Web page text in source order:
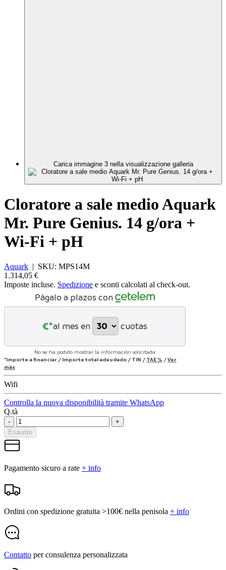
Carica immagine 3 nella visualizzazione galleria
Cloratore a sale medio Aquark
Mr. Pure Genius. 14 g/ora +
Wi-Fi + pH
Aquark | SKU: MPS14M
1.314,05 €
Imposte incluse. Spedizione e sconti calcolati al check-out.
Págalo a plazos con
€*al mes en cuotas
No se ha podido mostrar la información solicitada
*Importe a financiar / Importe total adeudado / TIN / TAE % /Ver
más
Wifi
Controlla la nuova disponibilità tramite WhatsApp
Q.tà
-
+
Esaurito
Pagamento sicuro a rate + info
Ordini con spedizione gratuita >100€ nella penisola + info
Contatto per consulenza personalizzata